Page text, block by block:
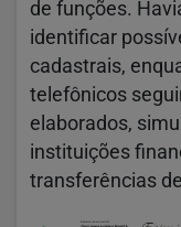
de funções.
identificar
cadastrais,
telefônicos
elaborados,
instituições
transferências